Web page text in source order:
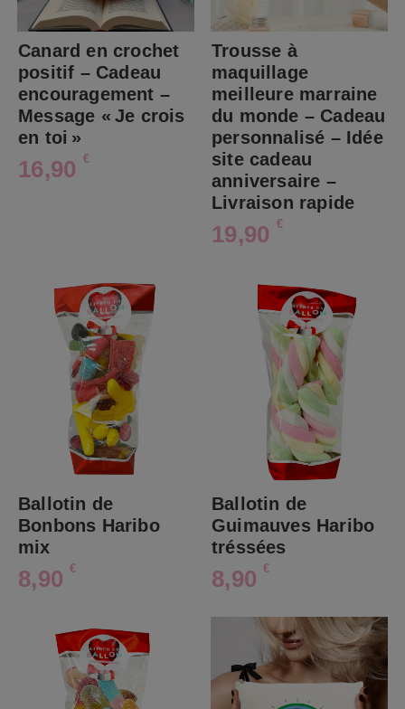
Canard en crochet
positif – Cadeau
encouragement –
Message « Je crois
en toi »
16,90 €
Trousse à
maquillage
meilleure marraine
du monde – Cadeau
personnalisé – Idée
site cadeau
anniversaire –
Livraison rapide
19,90 €
Ballotin de
Bonbons Haribo
mix
8,90 €
Ballotin de
Guimauves Haribo
tréssées
8,90 €